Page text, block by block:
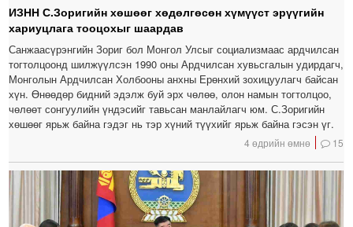
ИЗНН С.Зоригийн хөшөөг хөдөлгөсөн хүмүүст эрүүгийн
хариуцлага тооцохыг шаардав
Санжаасүрэнгийн Зориг бол Монгол Улсыг социализмаас ардчилсан
тогтолцоонд шилжүүлсэн 1990 оны Ардчилсан хувьсгалын удирдагч,
Монголын Ардчилсан Холбооны анхны Ерөнхий зохицуулагч байсан
хүн. Өнөөдөр бидний эдэлж буй эрх чөлөө, олон намын тогтолцоо,
чөлөөт сонгуулийн үндэсийг тавьсан манлайлагч юм. С.Зоригийн
хөшөөг ярьж байна гэдэг нь тэр хүний түүхийг ярьж байна гэсэн үг.
4 өдрийн өмнө 15